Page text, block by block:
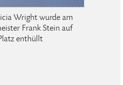
Wright wurde am
Frank Stein auf
enthüllt